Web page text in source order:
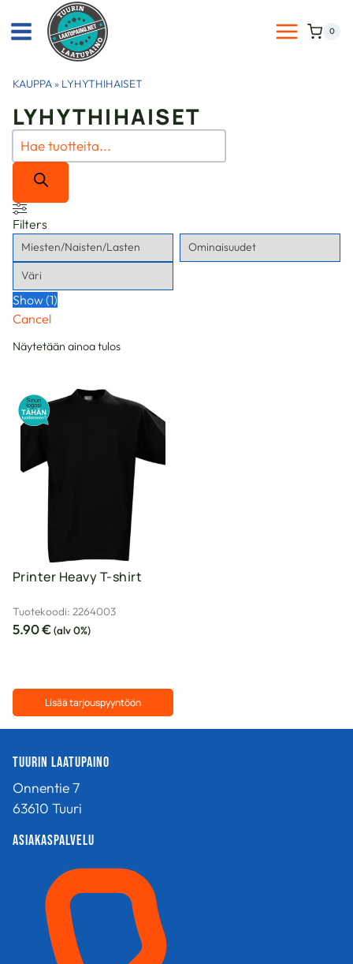
sisältöön
0
KAUPPA» LYHYTHIHAISET
LYHYTHIHAISET
Products
search
Filters
Show(1)
Cancel
Näytetään ainoa tulos
Printer Heavy T-shirt
Tuotekoodi: 2264003
5.90€(alv 0%)
Lisää tarjouspyyntöön
Tuurin Laatupaino
Onnentie 7
63610 Tuuri
Asiakaspalvelu